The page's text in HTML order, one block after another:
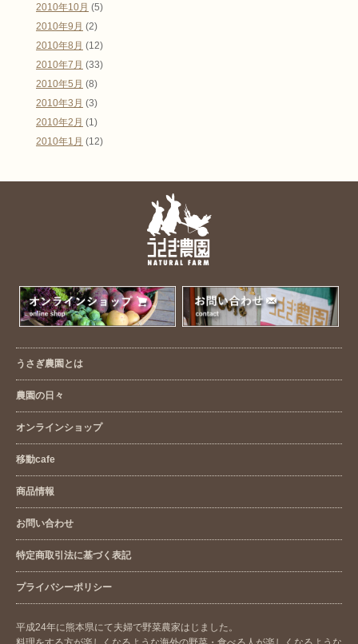
2010年10月 (5)
2010年9月 (2)
2010年8月 (12)
2010年7月 (33)
2010年5月 (8)
2010年3月 (3)
2010年2月 (1)
2010年1月 (12)
うさぎ農園とは
農園の日々
オンラインショップ
移動cafe
商品情報
お問い合わせ
特定商取引法に基づく表記
プライバシーポリシー
平成24年に熊本県にて夫婦で野菜農家はじました。